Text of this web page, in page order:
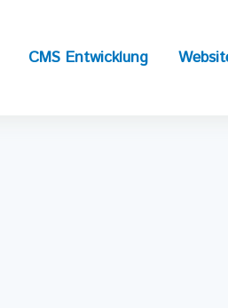
CMS Entwicklung